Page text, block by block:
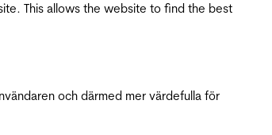
This allows the website to find the best
och därmed mer värdefulla för